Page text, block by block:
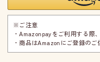
※ご注意
・Amazonpayをご利用する際
・商品はAmazonにご登録のご